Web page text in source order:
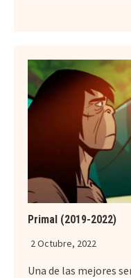
Primal (2019-2022)
2 Octubre, 2022
Una de las mejores